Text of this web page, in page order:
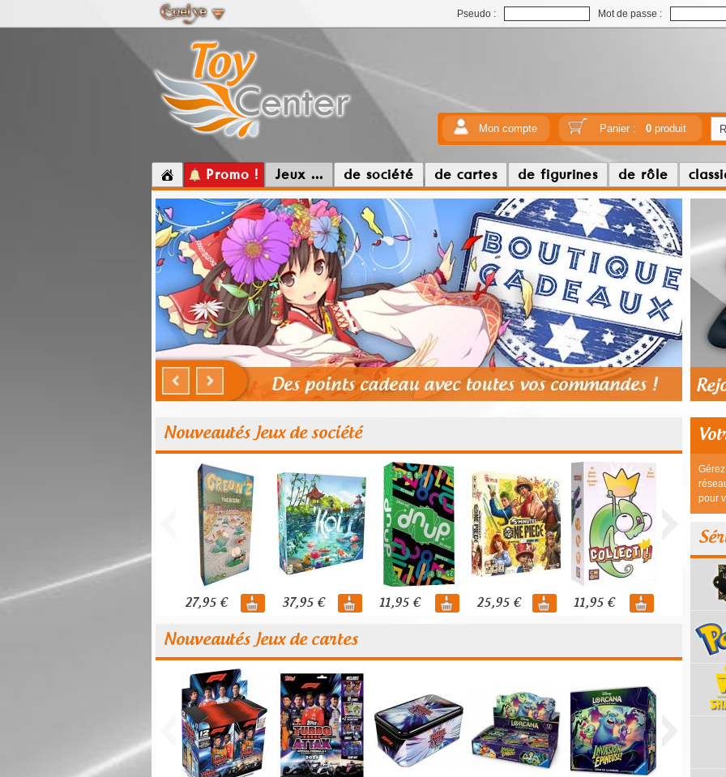
Pseudo : Mot de passe :
Mon compte Panier : 0produit
Promo ! Jeux ... de société de cartes de figurines de rôle
Nouveautés Jeux de société
27,95 € 37,95 € 11,95 € 25,95 € 11,95 €
Nouveautés Jeux de cartes
pour